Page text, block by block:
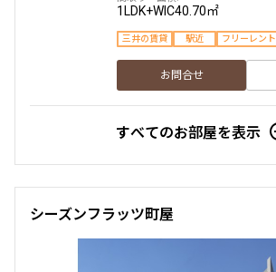
新築 三井の賃貸
お問合せ
163,000円15,000円
1.0ヶ月
1LDK+WIC40.70㎡
三井の賃貸 駅近 フリーレント
お問合せ
すべてのお部屋を表示
シーズンフラッツ町屋